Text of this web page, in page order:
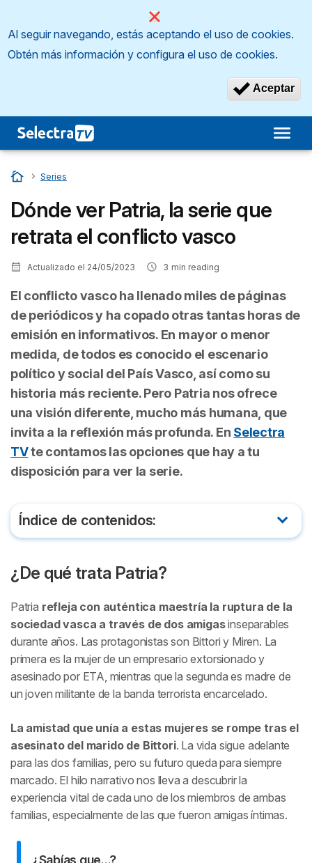
Al seguir navegando, estás aceptando el uso de cookies.
Obtén más información y configura el uso de cookies.
Aceptar
Inicio
…
Series
Dónde ver Patria, la serie que
retrata el conflicto vasco
Actualizado el 24/05/2023 3 min reading
El conflicto vasco ha llenado miles de páginas
de periódicos y ha copado otras tantas horas de
emisión en informativos. En mayor o menor
medida, de todos es conocido el escenario
político y social del País Vasco, así como su
historia más reciente. Pero Patria nos ofrece
una visión diferente, mucho más humana, que
invita a la reflexión más profunda. En Selectra
TVte contamos las opciones que hay a tu
disposición para ver la serie.
Índice de contenidos:
¿Dónde ver Patria?
El reparto de Patria
Opiniones sobre Patria
¿De qué trata Patria?
Patria refleja con auténtica maestría la ruptura de la
sociedad vasca a través de dos amigasinseparables
durante años. Las protagonistas son Bittori y Miren. La
primera es la mujer de un empresario extorsionado y
asesinado por ETA, mientras que la segunda es madre de
un joven militante de la banda terrorista encarcelado.
La amistad que unía a estas mujeres se rompe tras el
asesinato del marido de Bittori. La vida sigue adelante
para las dos familias, pero su futuro queda para siempre
marcado. El hilo narrativo nos lleva a descubrir la
experiencia vital de cada uno de los miembros de ambas
familias, especialmente de las que fueron amigas íntimas.
¿Sabías que...?